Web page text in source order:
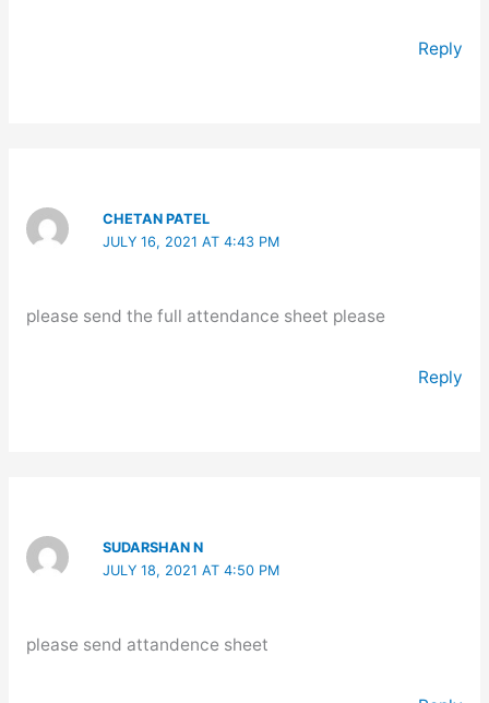
Reply
CHETAN PATEL
JULY 16, 2021 AT 4:43 PM
please send the full attendance sheet please
Reply
SUDARSHAN N
JULY 18, 2021 AT 4:50 PM
please send attandence sheet